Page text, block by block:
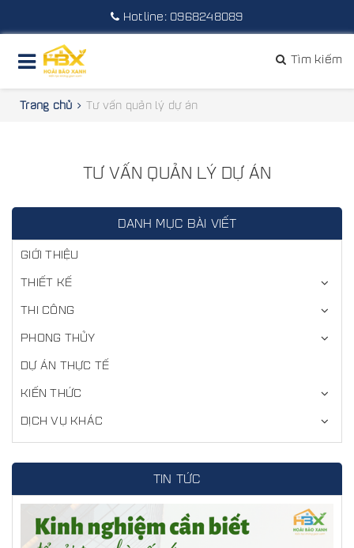
Hotline: 0968248089
Tìm kiếm
Trang chủ Tư vấn quản lý dự án
TƯ VẤN QUẢN LÝ DỰ ÁN
DANH MỤC BÀI VIẾT
GIỚI THIỆU
THIẾT KẾ
THI CÔNG
PHONG THỦY
DỰ ÁN THỰC TẾ
KIẾN THỨC
DỊCH VỤ KHÁC
TIN TỨC